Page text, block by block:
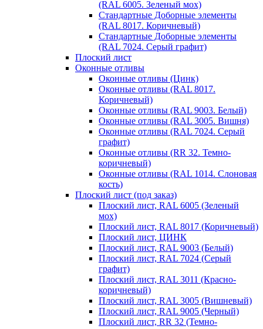
(RAL 6005. Зеленый мох)
Стандартные Доборные элементы
(RAL 8017. Коричневый)
Стандартные Доборные элементы
(RAL 7024. Серый графит)
Плоский лист
Оконные отливы
Оконные отливы (Цинк)
Оконные отливы (RAL 8017.
Коричневый)
Оконные отливы (RAL 9003. Белый)
Оконные отливы (RAL 3005. Вишня)
Оконные отливы (RAL 7024. Серый
графит)
Оконные отливы (RR 32. Темно-
коричневый)
Оконные отливы (RAL 1014. Слоновая
кость)
Плоский лист (под заказ)
Плоский лист, RAL 6005 (Зеленый
мох)
Плоский лист, RAL 8017 (Коричневый)
Плоский лист, ЦИНК
Плоский лист, RAL 9003 (Белый)
Плоский лист, RAL 7024 (Серый
графит)
Плоский лист, RAL 3011 (Красно-
коричневый)
Плоский лист, RAL 3005 (Вишневый)
Плоский лист, RAL 9005 (Черный)
Плоский лист, RR 32 (Темно-